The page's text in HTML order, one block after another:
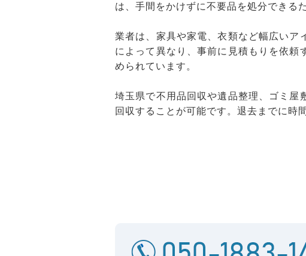
は、手間をかけずに不要品を処分できる
業者は、家具や家電、衣類など幅広いア
によって異なり、事前に見積もりを依
められています。
埼玉県で不用品回収や遺品整理、ゴミ屋
回収することが可能です。退去までに時